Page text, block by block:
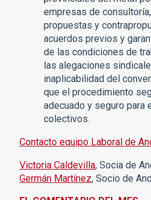
empresas de
propuestas y
acuerdos previos y
de las condiciones de
las alegaciones
inaplicabilidad del
que el procedimiento
adecuado y seguro para
colectivos.
Contacto equipo Laboral de
Victoria Caldevilla, Socia de
Germán Martínez, Socio de